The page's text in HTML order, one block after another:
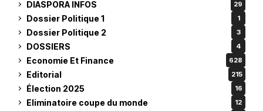
DIASPORA INFOS 29
Dossier Politique 1 1
Dossier Politique 2 3
DOSSIERS 4
Economie Et Finance 628
Editorial 215
Élection 2025 16
Eliminatoire coupe du monde 12